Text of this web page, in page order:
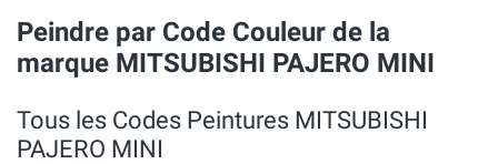
Peindre par Code Couleur de la
marque MITSUBISHI PAJERO MINI
Tous les Codes Peintures MITSUBISHI
PAJERO MINI